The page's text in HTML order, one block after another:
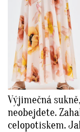
Výjimečná
neobejdete.
celopotiskem.